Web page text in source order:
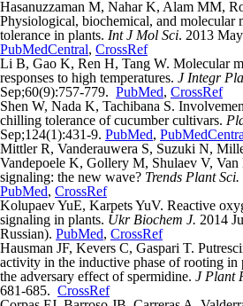
Hasanuzzaman M, Nahar K, Alam MM,
Physiological, biochemical, and molecular
tolerance in plants. Int J Mol Sci. 2013
PubMedCentral, CrossRef
Li B, Gao K, Ren H, Tang W. Molecular
responses to high temperatures. J Integr
Sep;60(9):757-779. PubMed, CrossRef
Shen W, Nada K, Tachibana S.
chilling tolerance of cucumber cultivars.
Sep;124(1):431-9. PubMed,
Mittler R, Vanderauwera S, Suzuki N,
Vandepoele K, Gollery M, Shulaev V, Van
signaling: the new wave? Trends Plant Sci.
PubMed, CrossRef
Kolupaev YuE, Karpets YuV. Reactive
signaling in plants. Ukr Biochem J. 2014
Russian). PubMed, CrossRef
Hausman JF, Kevers C, Gaspari T.
activity in the inductive phase of rooting in
the adversary effect of spermidine. J Plant
681-685. CrossRef